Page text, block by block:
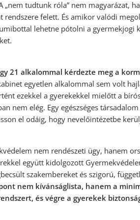
„nem tudtunk róla” nem magyarázat,
felett. És amikor valódi
lehetne pótolni a gyermekjogi
21 alkalommal kérdezte meg a
egyetlen alkalommal sem volt
ezekkel a gyerekekkel mielőtt a
nem elég. Egy egészséges
el odáig, hogy nevelőintézetbe
nem rendészeti ügy, hanem
együtt kidolgozott
szakembereket és szigorú,
nem kívánságlista, hanem a
és végre a gyerekek